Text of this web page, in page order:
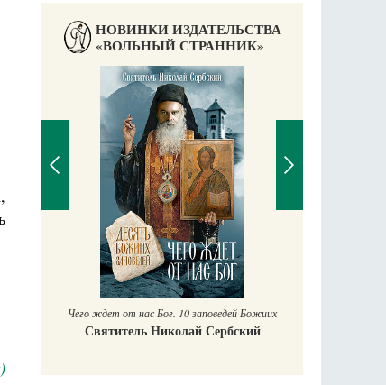
НОВИНКИ ИЗДАТЕЛЬСТВА
«ВОЛЬНЫЙ СТРАННИК»
Чего ждет от нас Бог. 10 заповедей Божиих
Святитель Николай Сербский